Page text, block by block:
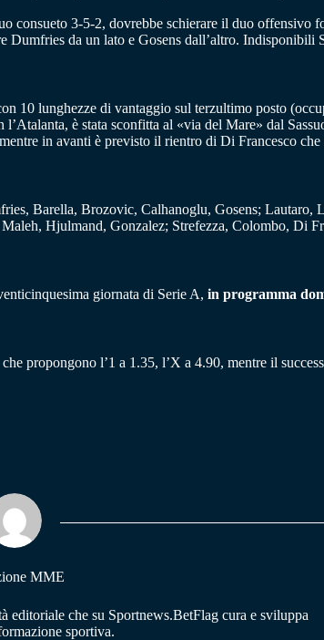
consueto 3-5-2, dovrebbe schierare il duo
Dumfries da un lato e Gosens dall’altro. Indisponibili
10 lunghezze di vantaggio sul terzultimo posto
è stata sconfitta al «via del Mare» dal
in avanti è previsto il rientro di Di Francesco
Barella, Brozovic, Calhanoglu, Gosens; Lautaro,
Hjulmand, Gonzalez; Strefezza, Colombo, Di
giornata di Serie A, in programma
propongono l’1 a 1.35, l’X a 4.90, mentre il
MME
editoriale che su Sportnews.BetFlag cura e sviluppa
sportiva.